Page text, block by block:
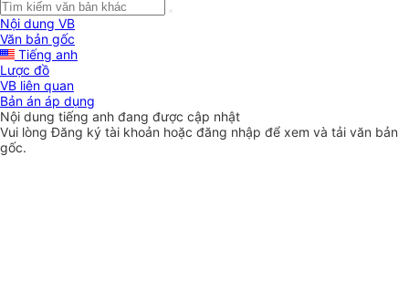
Nội dung VB
Văn bản gốc
Tiếng anh
Lược đồ
VB liên quan
Bản án áp dụng
Nội dung tiếng anh đang được cập nhật
Vui lòngĐăng ký tài khoản hoặc đăng nhập để xem và tải văn bản
gốc.